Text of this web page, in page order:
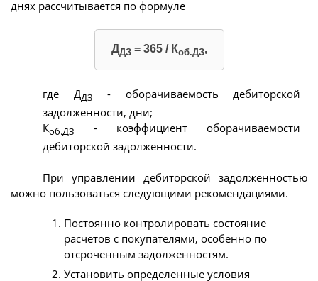
днях рассчитывается по формуле
ДДЗ= 365 / Коб.ДЗ,
где ДДЗ
- оборачиваемость дебиторской
задолженности, дни;
Коб.ДЗ
- коэффициент оборачиваемости
дебиторской задолженности.
При управлении дебиторской задолженностью
можно пользоваться следующими рекомендациями.
Постоянно контролировать состояние
расчетов с покупателями, особенно по
отсроченным задолженностям.
Установить определенные условия